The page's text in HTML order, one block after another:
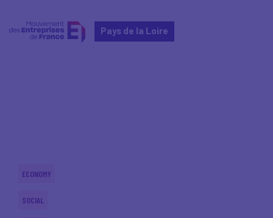
Pays de la Loire
ECONOMY
SOCIAL